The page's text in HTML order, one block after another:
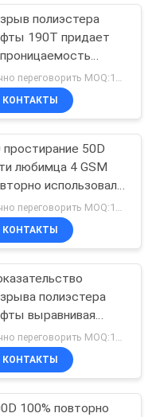
полиэстера
190T придает
ткань
лично переговорить MOQ:1000 МТРС
КОНТАКТЫ
простирание 50D
любимца 4 GSM
использовало
лайкра
КОНТАКТЫ
полиэстера
выравнивая
повторно
ткань
КОНТАКТЫ
100% повторно